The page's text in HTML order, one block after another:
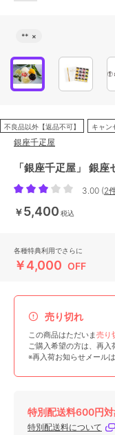
** ×
不良品以外【返品不可】 キャン
銀座千疋屋
「銀座千疋屋」 銀
3.00 (2
￥5,400 税込
各種特典利用でさらに
￥4,000 OFF
売り切れ
この商品はただいま売り
ご購入希望の方は、再入
※再入荷お知らせメール
特別配送料600円
特別配送料について